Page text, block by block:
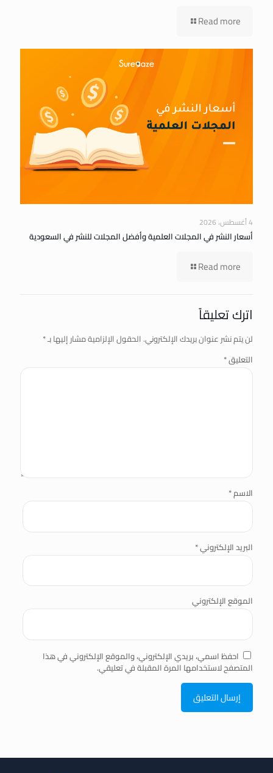
Read more
4 أغسطس، 2026
أسعار النشر في المجلات العلمية وأفضل المجلات للنشر في السعودية
Read more
اترك تعليقاً
لن يتم نشر عنوان بريدك الإلكتروني. الحقول الإلزامية مشار إليها بـ*
التعليق*
الاسم*
البريد الإلكتروني*
الموقع الإلكتروني
احفظ اسمي، بريدي الإلكتروني، والموقع الإلكتروني في هذا
المتصفح لاستخدامها المرة المقبلة في تعليقي.